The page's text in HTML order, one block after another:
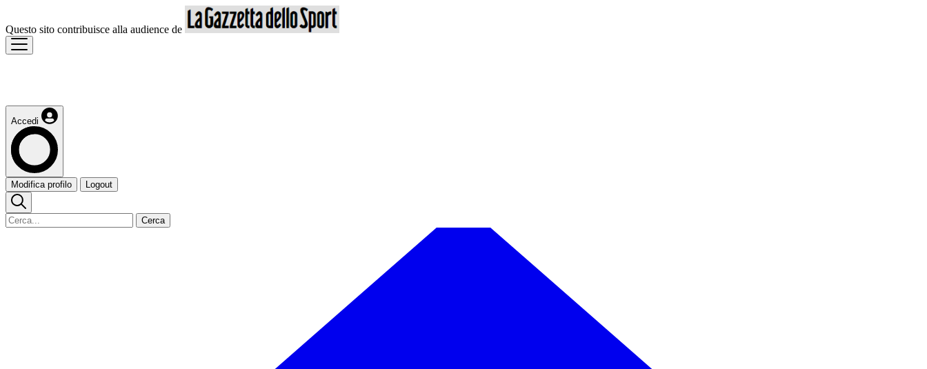
Questo sito contribuisce alla audience de
Accedi
Modifica profilo Logout
Cerca